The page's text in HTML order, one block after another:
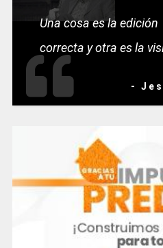
Una cosa es la edición
correcta y otra es la
-